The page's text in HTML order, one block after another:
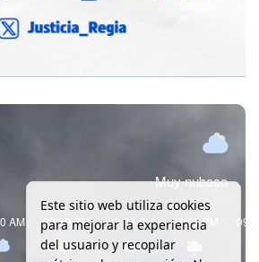
Muy nuboso
AM 00:00 PM 03:00 PM 06:00 PM
Este sitio web utiliza cookies
para mejorar la experiencia
del usuario y recopilar